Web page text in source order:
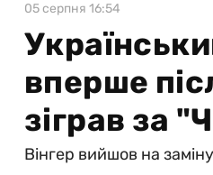
05 серпня 16:54
вперше
зіграв за
Вінгер вийшов на